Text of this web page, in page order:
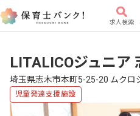
求人検索
LITALICOジュニア
埼玉県志木市本町5-25-20 ムクロ
児童発達支援施設